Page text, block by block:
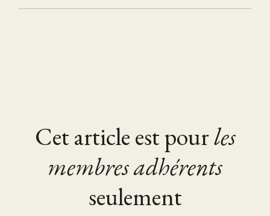
Cet article est pourles
membres adhérents
seulement